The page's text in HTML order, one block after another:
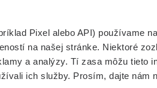
Pixel alebo API) používame
na našej stránke. Niektoré
a analýzy. Tí zasa môžu tieto
ich služby. Prosím, dajte nám